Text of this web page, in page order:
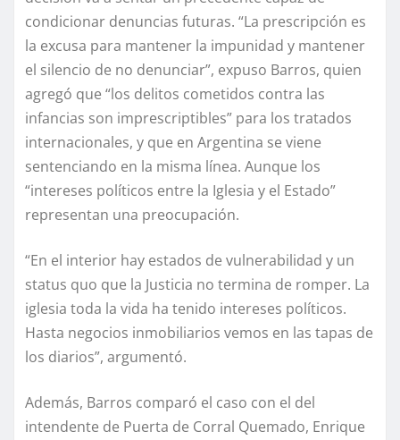
condicionar denuncias futuras. “La prescripción es
la excusa para mantener la impunidad y mantener
el silencio de no denunciar”, expuso Barros, quien
agregó que “los delitos cometidos contra las
infancias son imprescriptibles” para los tratados
internacionales, y que en Argentina se viene
sentenciando en la misma línea. Aunque los
“intereses políticos entre la Iglesia y el Estado”
representan una preocupación.
“En el interior hay estados de vulnerabilidad y un
status quo que la Justicia no termina de romper. La
iglesia toda la vida ha tenido intereses políticos.
Hasta negocios inmobiliarios vemos en las tapas de
los diarios”, argumentó.
Además, Barros comparó el caso con el del
intendente de Puerta de Corral Quemado, Enrique